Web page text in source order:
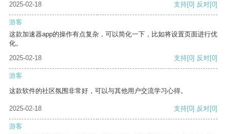
2025-02-18
支持[0] 反对[0]
游客
这款加速器app的操作有点复杂，可以简化一下，比如将设置页面进行优
化。
2025-02-18
支持[0] 反对[0]
游客
这款软件的社区氛围非常好，可以与其他用户交流学习心得。
2025-02-18 支持[0] 反对[0]
游客